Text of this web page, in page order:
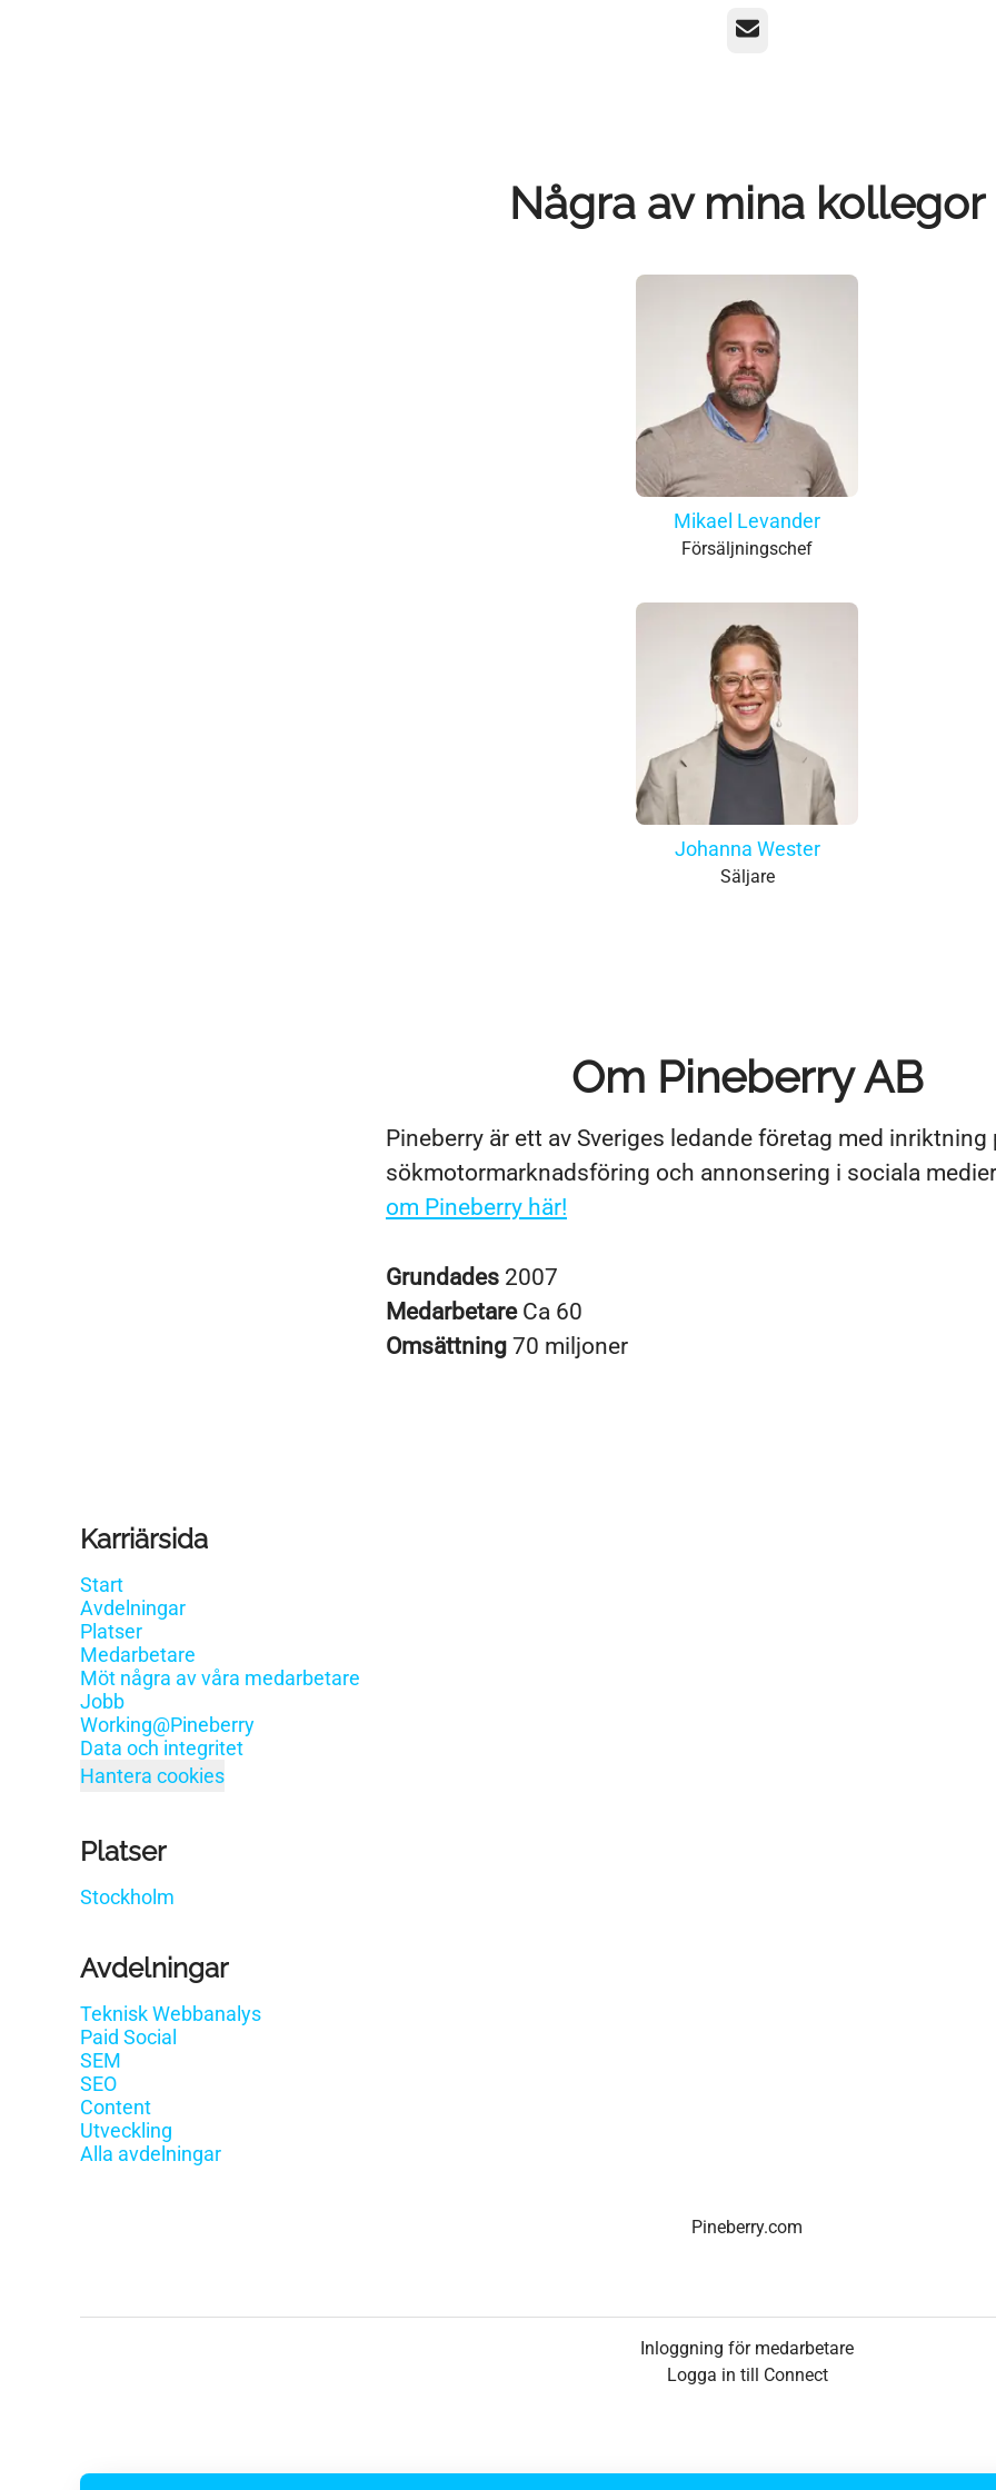
E-post
Några av mina kollegor
Mikael Levander
Försäljningschef
Johanna Wester
Säljare
Om Pineberry AB
Pineberry är ett av Sveriges ledande företag med inriktning
sökmotormarknadsföring och annonsering i sociala
om Pineberry här!
Grundades 2007
Medarbetare Ca 60
Omsättning 70 miljoner
Karriärsida
Start
Avdelningar
Platser
Medarbetare
Möt några av våra medarbetare
Jobb
Working@Pineberry
Data och integritet
Hantera cookies
Platser
Stockholm
Avdelningar
Teknisk Webbanalys
Paid Social
SEM
SEO
Content
Utveckling
Alla avdelningar
Pineberry.com
Inloggning för medarbetare
Logga in till Connect